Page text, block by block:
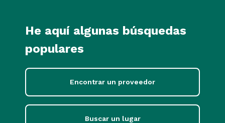
He aquí algunas búsquedas
populares
Encontrar un proveedor
Buscar un lugar